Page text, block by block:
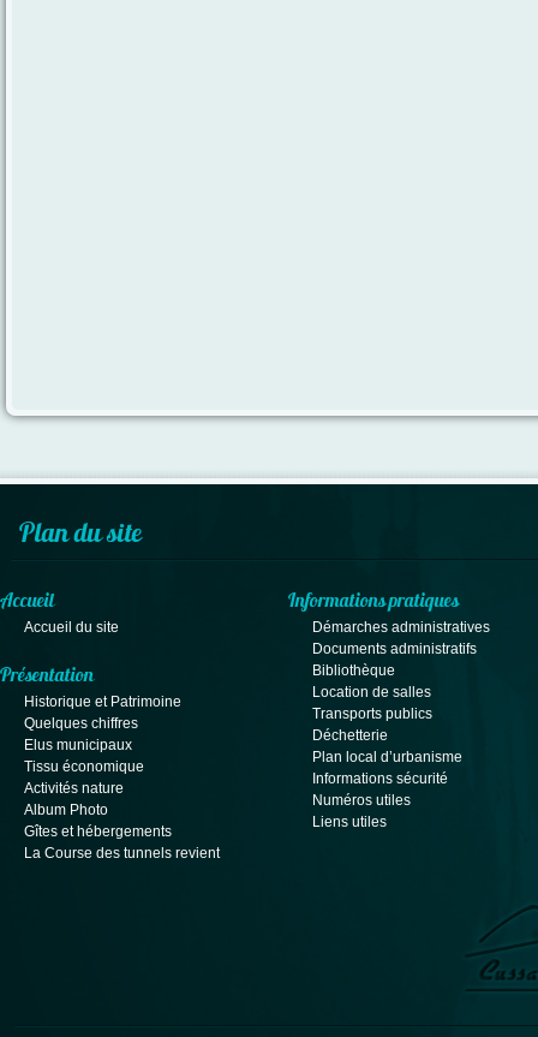
Plan du site
Accueil
Accueil du site
Présentation
Historique et Patrimoine
Quelques chiffres
Elus municipaux
Tissu économique
Activités nature
Album Photo
Gîtes et hébergements
La Course des tunnels revient
Informations pratiques
Démarches administratives
Documents administratifs
Bibliothèque
Location de salles
Transports publics
Déchetterie
Plan local d’urbanisme
Informations sécurité
Numéros utiles
Liens utiles